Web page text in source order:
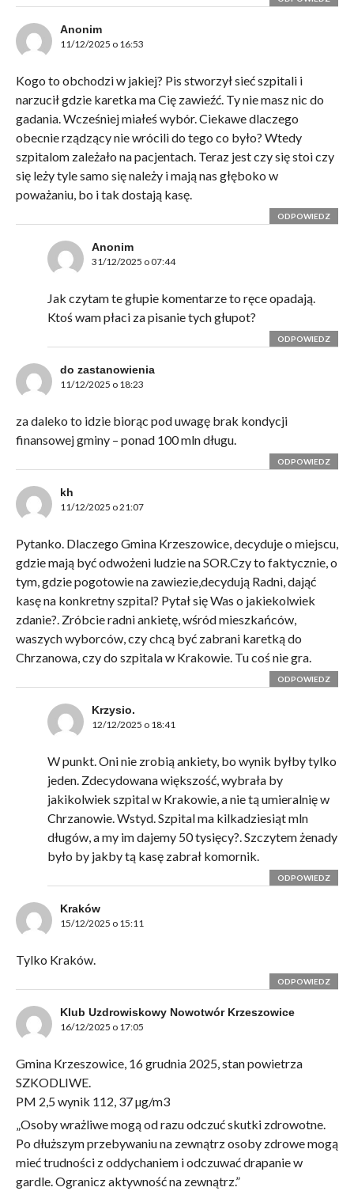
Anonim
11/12/2025 o 16:53
Kogo to obchodzi w jakiej? Pis stworzył sieć szpitali i
narzucił gdzie karetka ma Cię zawieźć. Ty nie masz nic do
gadania. Wcześniej miałeś wybór. Ciekawe dlaczego
obecnie rządzący nie wrócili do tego co było? Wtedy
szpitalom zależało na pacjentach. Teraz jest czy się stoi czy
się leży tyle samo się należy i mają nas głęboko w
poważaniu, bo i tak dostają kasę.
ODPOWIEDZ
Anonim
31/12/2025 o 07:44
Jak czytam te głupie komentarze to ręce opadają.
Ktoś wam płaci za pisanie tych głupot?
ODPOWIEDZ
do zastanowienia
11/12/2025 o 18:23
za daleko to idzie biorąc pod uwagę brak kondycji
finansowej gminy – ponad 100 mln długu.
ODPOWIEDZ
kh
11/12/2025 o 21:07
Pytanko. Dlaczego Gmina Krzeszowice, decyduje o miejscu,
gdzie mają być odwożeni ludzie na SOR.Czy to faktycznie, o
tym, gdzie pogotowie na zawiezie,decydują Radni, dająć
kasę na konkretny szpital? Pytał się Was o jakiekolwiek
zdanie?. Zróbcie radni ankietę, wśród mieszkańców,
waszych wyborców, czy chcą być zabrani karetką do
Chrzanowa, czy do szpitala w Krakowie. Tu coś nie gra.
ODPOWIEDZ
Krzysio.
12/12/2025 o 18:41
W punkt. Oni nie zrobią ankiety, bo wynik byłby tylko
jeden. Zdecydowana większość, wybrała by
jakikolwiek szpital w Krakowie, a nie tą umieralnię w
Chrzanowie. Wstyd. Szpital ma kilkadziesiąt mln
długów, a my im dajemy 50 tysięcy?. Szczytem żenady
było by jakby tą kasę zabrał komornik.
ODPOWIEDZ
Kraków
15/12/2025 o 15:11
Tylko Kraków.
ODPOWIEDZ
Klub Uzdrowiskowy Nowotwór Krzeszowice
16/12/2025 o 17:05
Gmina Krzeszowice, 16 grudnia 2025, stan powietrza
SZKODLIWE.
PM 2,5 wynik 112, 37 µg/m3
„Osoby wrażliwe mogą od razu odczuć skutki zdrowotne.
Po dłuższym przebywaniu na zewnątrz osoby zdrowe mogą
mieć trudności z oddychaniem i odczuwać drapanie w
gardle. Ogranicz aktywność na zewnątrz.”